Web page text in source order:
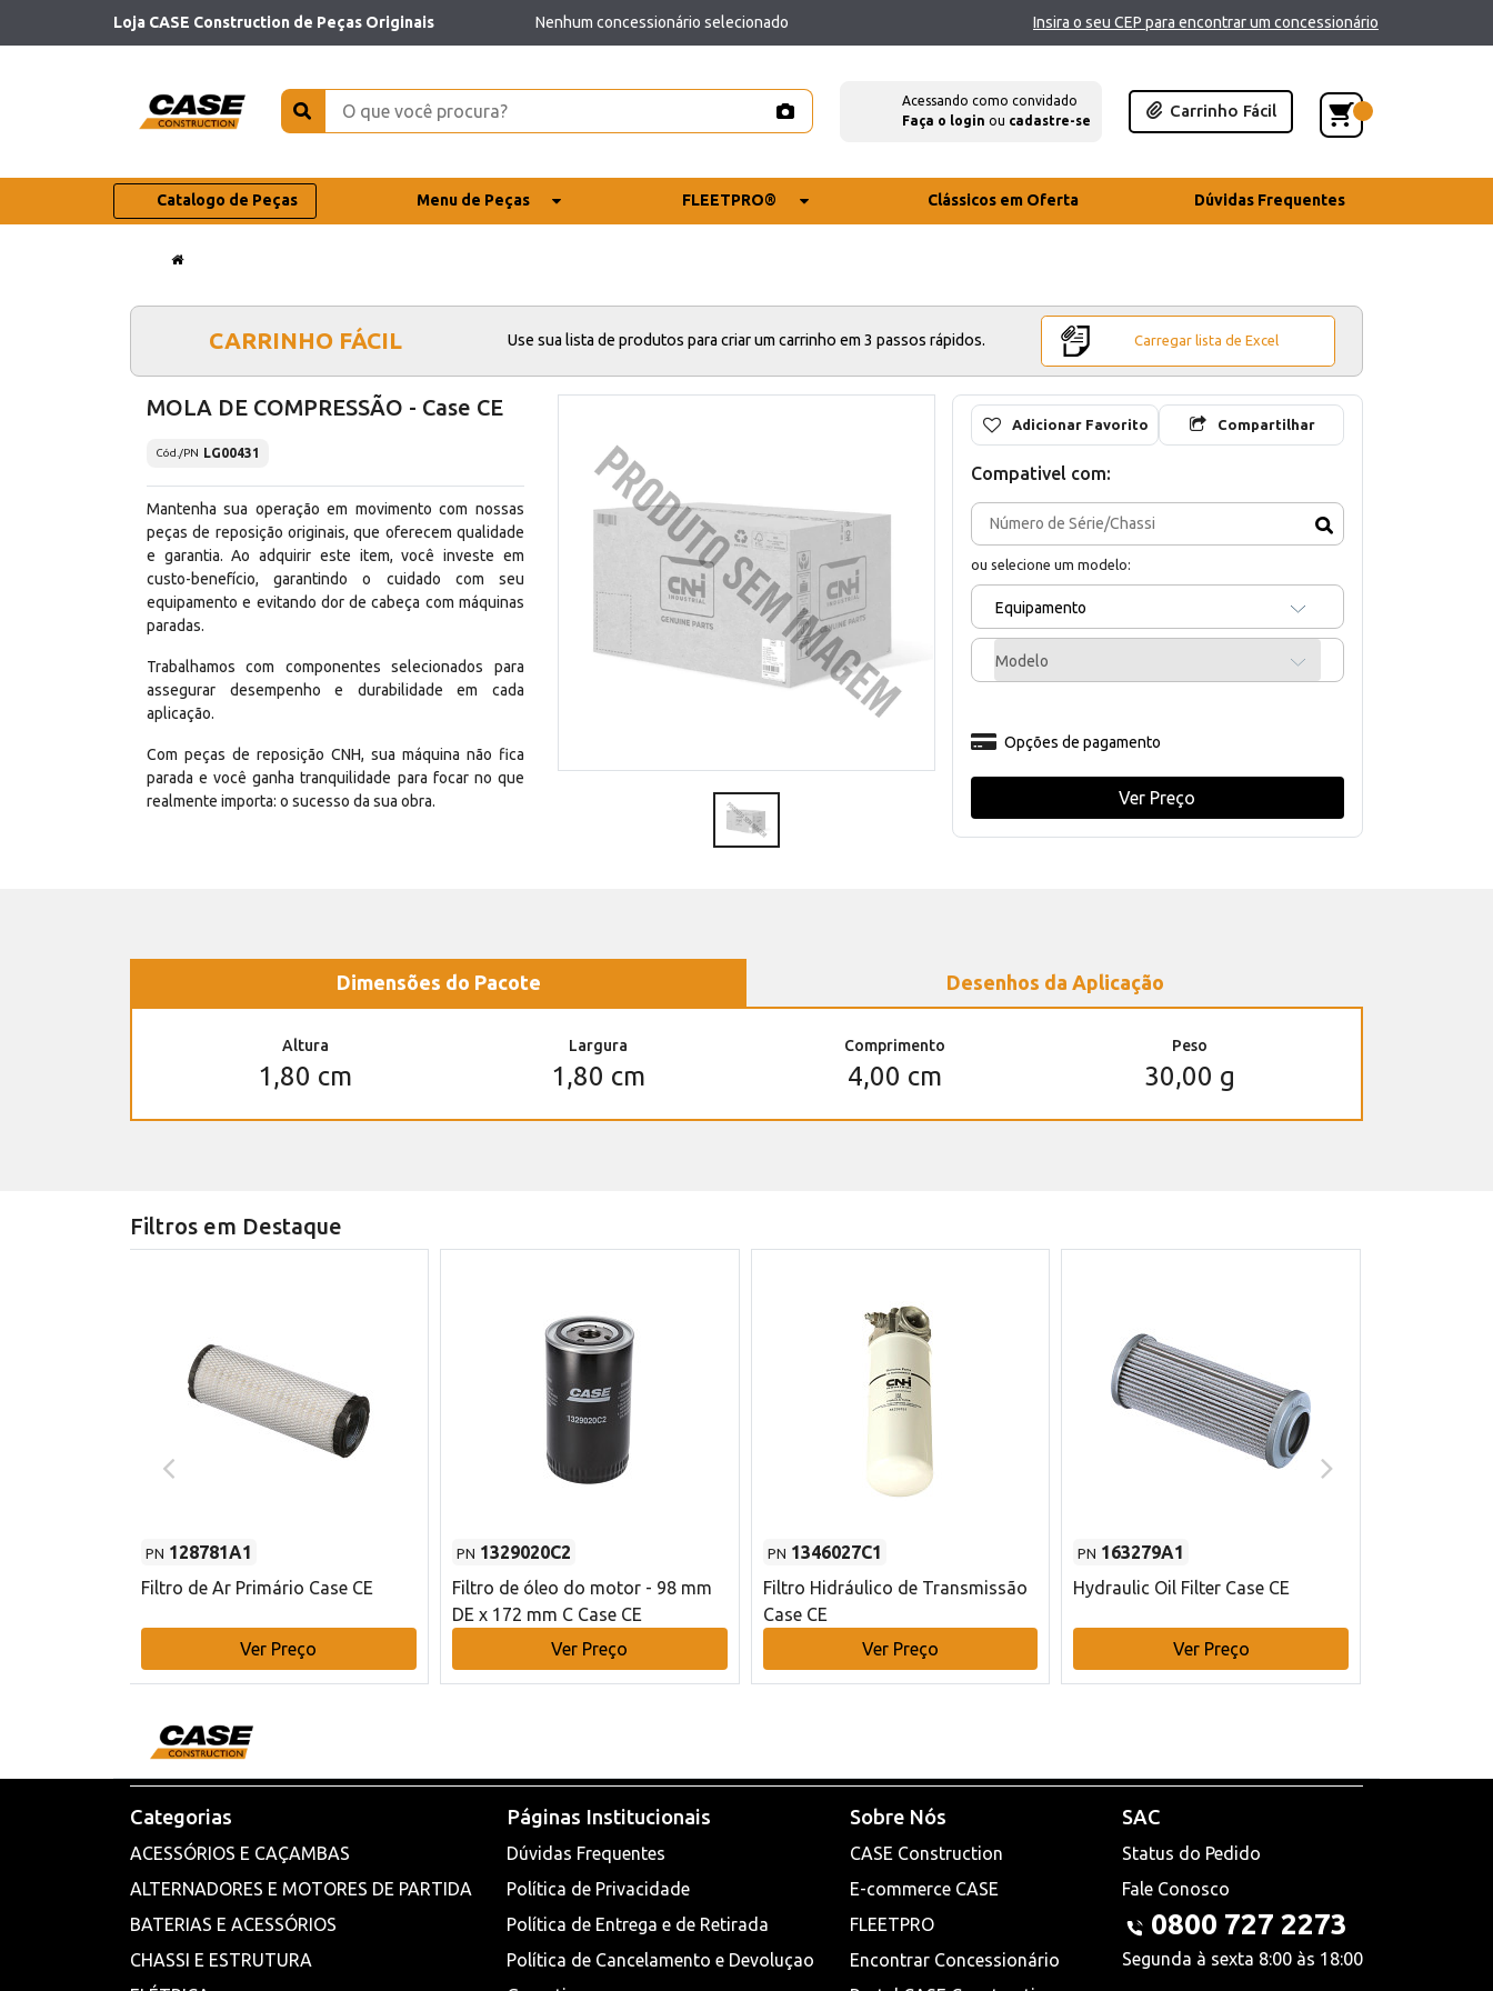
Loja CASE Construction de Peças Originais Nenhum concessionário selecionado Insira o seu CEP para encontrar um concessionário
Acessando como convidado
Faça o login ou cadastre-se
Carrinho Fácil
Catalogo de Peças Menu de Peças FLEETPRO® Clássicos em Oferta Dúvidas Frequentes
CARRINHO FÁCIL Use sua lista de produtos para criar um carrinho em 3 passos rápidos. Carregar lista de Excel
MOLA DE COMPRESSÃO - Case CE
Cód./PN LG00431
Mantenha sua operação em movimento com nossas
peças de reposição originais, que oferecem qualidade
e garantia. Ao adquirir este item, você investe em
custo-benefício, garantindo o cuidado com seu
equipamento e evitando dor de cabeça com máquinas
paradas.
Trabalhamos com componentes selecionados para
assegurar desempenho e durabilidade em cada
aplicação.
Com peças de reposição CNH, sua máquina não fica
parada e você ganha tranquilidade para focar no que
realmente importa: o sucesso da sua obra.
Adicionar Favorito Compartilhar
Compativel com:
ou selecione um modelo:
Equipamento
Modelo
Opções de pagamento
Ver Preço
Dimensões do Pacote Desenhos da Aplicação
Altura
1,80 cm
Largura
1,80 cm
Comprimento
4,00 cm
Peso
30,00 g
Filtros em Destaque
PN 128781A1
Filtro de Ar Primário Case CE
Ver Preço
PN 1329020C2
Filtro de óleo do motor - 98 mm
DE x 172 mm C Case CE
Ver Preço
PN 1346027C1
Filtro Hidráulico de Transmissão
Case CE
Ver Preço
PN 163279A1
Hydraulic Oil Filter Case CE
Ver Preço
Categorias
ACESSÓRIOS E CAÇAMBAS
ALTERNADORES E MOTORES DE PARTIDA
BATERIAS E ACESSÓRIOS
CHASSI E ESTRUTURA
Páginas Institucionais
Dúvidas Frequentes
Política de Privacidade
Política de Entrega e de Retirada
Política de Cancelamento e Devoluçao
Sobre Nós
CASE Construction
E-commerce CASE
FLEETPRO
Encontrar Concessionário
SAC
Status do Pedido
Fale Conosco
0800 727 2273
Segunda à sexta 8:00 às 18:00